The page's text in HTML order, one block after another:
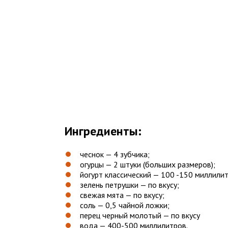
Ингредиенты:
чеснок — 4 зубчика;
огурцы — 2 штуки (больших размеров);
йогурт классический — 100 -150
зелень петрушки — по вкусу;
свежая мята — по вкусу;
соль — 0,5 чайной ложки;
перец черный молотый — по вкусу
вода — 400-500 миллилитров.